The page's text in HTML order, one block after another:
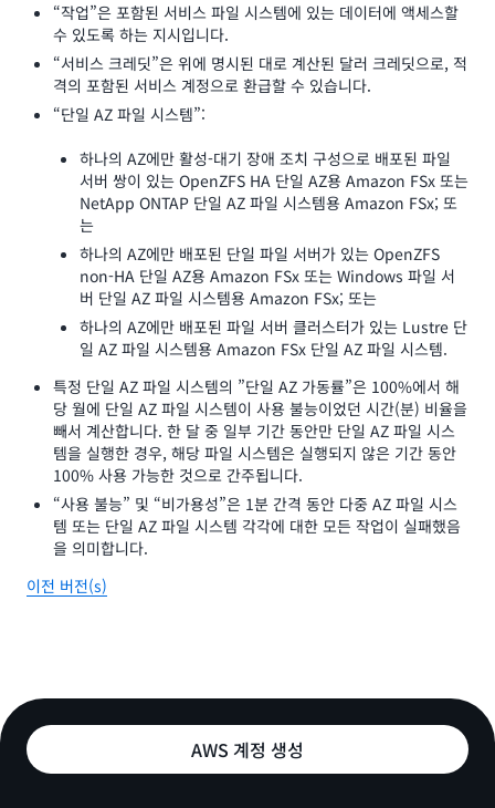
“작업”은 포함된 서비스 파일 시스템에 있는 데이터에 액세스할
수 있도록 하는 지시입니다.
“서비스 크레딧”은 위에 명시된 대로 계산된 달러 크레딧으로, 적
격의 포함된 서비스 계정으로 환급할 수 있습니다.
“단일 AZ 파일 시스템”:
하나의 AZ에만 활성-대기 장애 조치 구성으로 배포된 파일
서버 쌍이 있는 OpenZFS HA 단일 AZ용 Amazon FSx 또는
NetApp ONTAP 단일 AZ 파일 시스템용 Amazon FSx; 또
는
하나의 AZ에만 배포된 단일 파일 서버가 있는 OpenZFS
non-HA 단일 AZ용 Amazon FSx 또는 Windows 파일 서
버 단일 AZ 파일 시스템용 Amazon FSx; 또는
하나의 AZ에만 배포된 파일 서버 클러스터가 있는 Lustre 단
일 AZ 파일 시스템용 Amazon FSx 단일 AZ 파일 시스템.
특정 단일 AZ 파일 시스템의 ”단일 AZ 가동률”은 100%에서 해
당 월에 단일 AZ 파일 시스템이 사용 불능이었던 시간(분) 비율을
빼서 계산합니다. 한 달 중 일부 기간 동안만 단일 AZ 파일 시스
템을 실행한 경우, 해당 파일 시스템은 실행되지 않은 기간 동안
100% 사용 가능한 것으로 간주됩니다.
“사용 불능” 및 “비가용성”은 1분 간격 동안 다중 AZ 파일 시스
템 또는 단일 AZ 파일 시스템 각각에 대한 모든 작업이 실패했음
을 의미합니다.
이전 버전(s)
AWS 계정 생성